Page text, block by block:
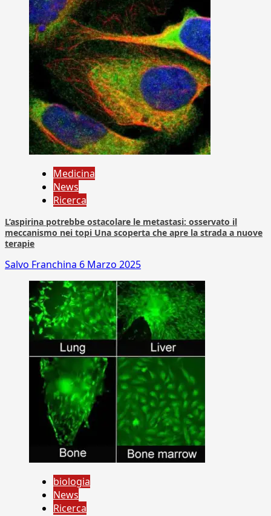
Medicina
News
Ricerca
L’aspirina potrebbe ostacolare le metastasi: osservato il
meccanismo nei topi Una scoperta che apre la strada a nuove
terapie
Salvo Franchina 6 Marzo 2025
biologia
News
Ricerca